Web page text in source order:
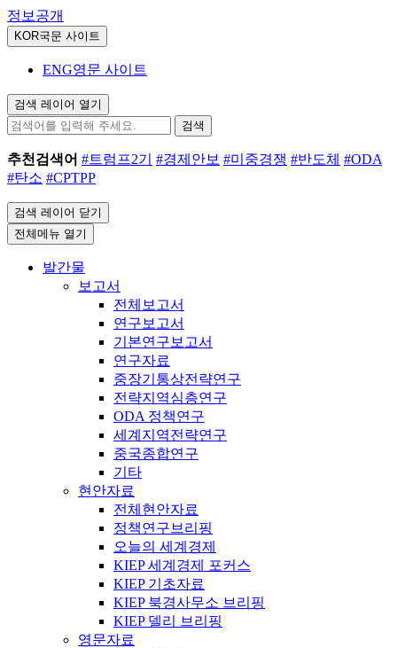
정보공개
KOR국문 사이트
ENG영문 사이트
검색 레이어 열기
검색
추천검색어 #트럼프2기 #경제안보 #미중경쟁 #반도체 #ODA
#탄소 #CPTPP
검색 레이어 닫기
전체메뉴 열기
발간물
보고서
전체보고서
연구보고서
기본연구보고서
연구자료
중장기통상전략연구
전략지역심층연구
ODA 정책연구
세계지역전략연구
중국종합연구
기타
현안자료
전체현안자료
정책연구브리핑
오늘의 세계경제
KIEP 세계경제 포커스
KIEP 기초자료
KIEP 북경사무소 브리핑
KIEP 델리 브리핑
영문자료